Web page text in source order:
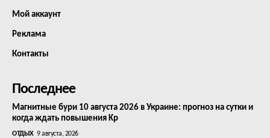
Мой аккаунт
Реклама
Контакты
Последнее
Магнитные бури 10 августа 2026 в Украине: прогноз на сутки и
когда ждать повышения Kp
ОТДЫХ 9 августа, 2026